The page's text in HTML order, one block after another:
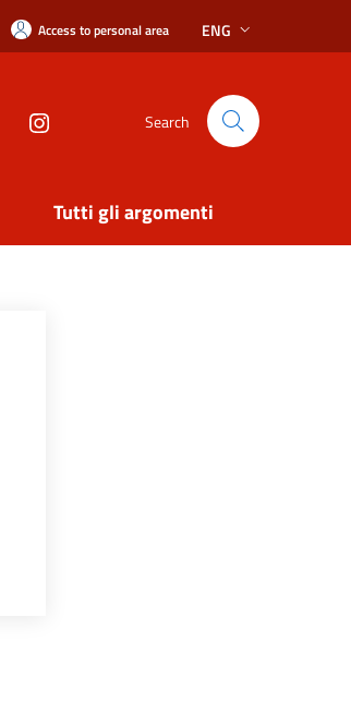
Access to personal area ENG
Search
Tutti gli argomenti